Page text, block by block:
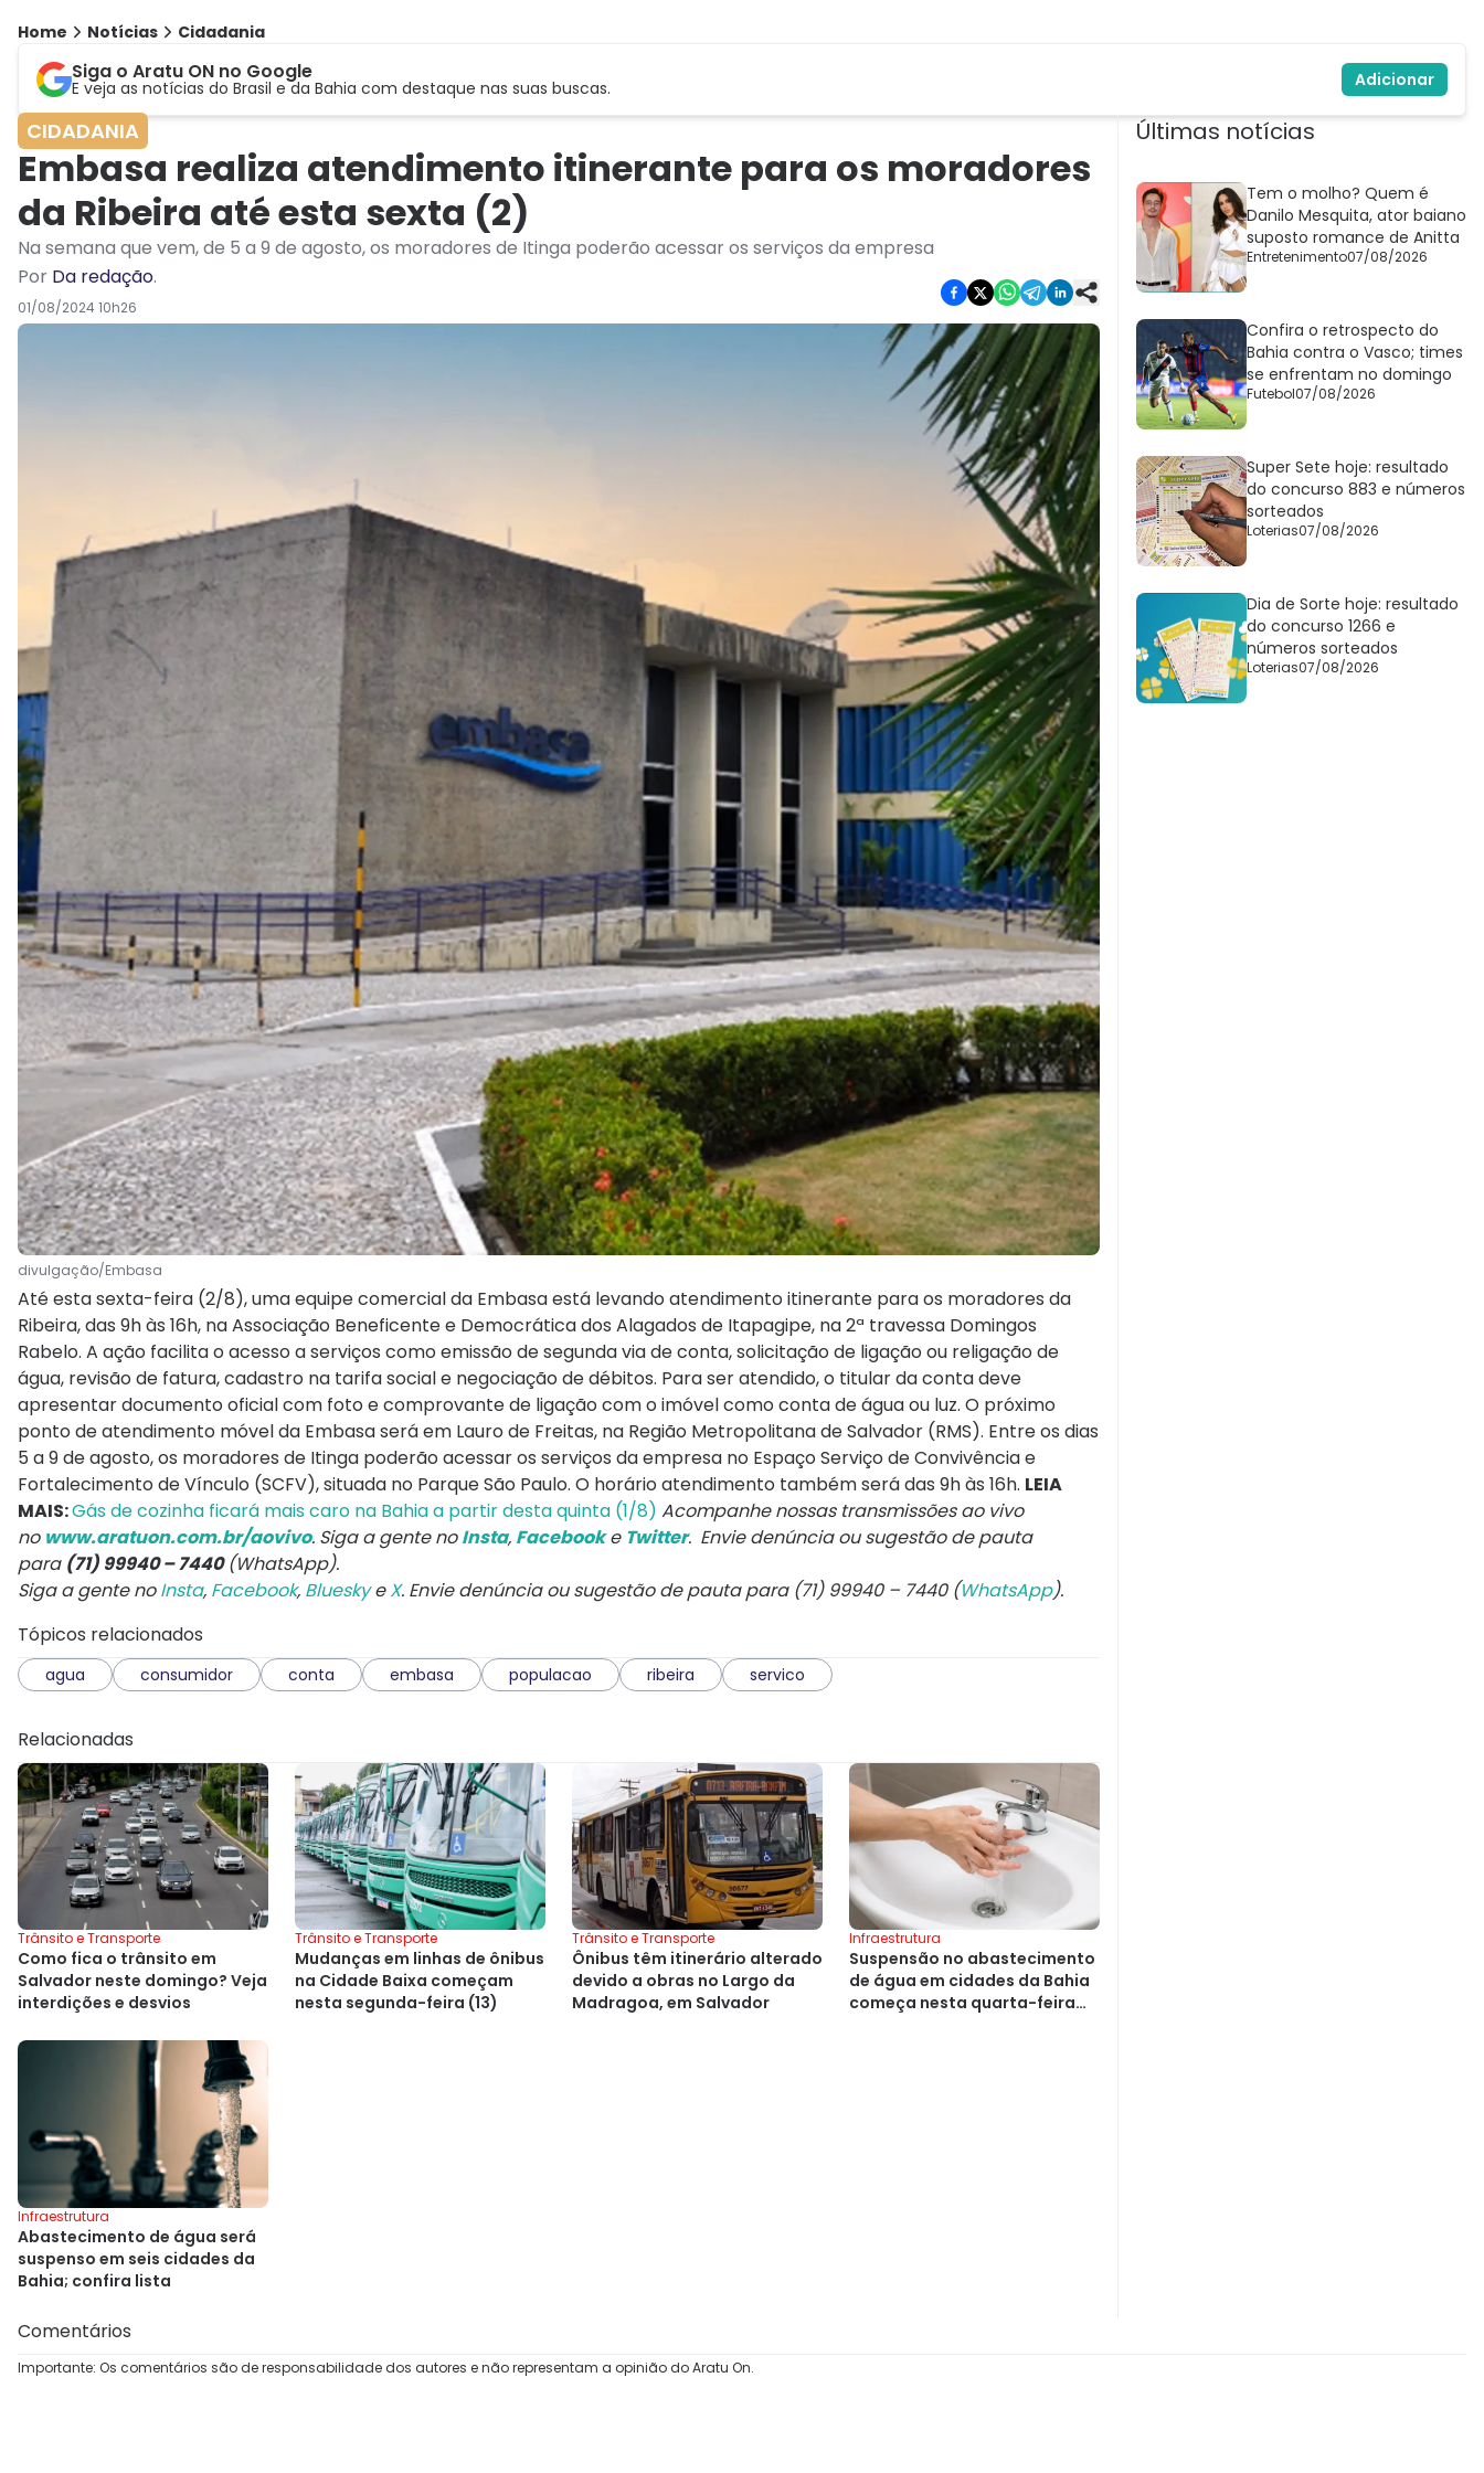
Home Notícias Cidadania
Siga o Aratu ON no Google
E veja as notícias do Brasil e da Bahia com destaque nas suas buscas. Adicionar
CIDADANIA
Embasa realiza atendimento itinerante para os moradores
da Ribeira até esta sexta (2)
Na semana que vem, de 5 a 9 de agosto, os moradores de Itinga poderão acessar os serviços da empresa
Por Da redação.
01/08/2024 10h26
divulgação/Embasa
Até esta sexta-feira (2/8), uma equipe comercial da Embasa está levando atendimento itinerante para os moradores da
Ribeira, das 9h às 16h, na Associação Beneficente e Democrática dos Alagados de Itapagipe, na 2ª travessa Domingos
Rabelo. A ação facilita o acesso a serviços como emissão de segunda via de conta, solicitação de ligação ou religação de
água, revisão de fatura, cadastro na tarifa social e negociação de débitos. Para ser atendido, o titular da conta deve
apresentar documento oficial com foto e comprovante de ligação com o imóvel como conta de água ou luz. O próximo
ponto de atendimento móvel da Embasa será em Lauro de Freitas, na Região Metropolitana de Salvador (RMS). Entre os dias
5 a 9 de agosto, os moradores de Itinga poderão acessar os serviços da empresa no Espaço Serviço de Convivência e
Fortalecimento de Vínculo (SCFV), situada no Parque São Paulo. O horário atendimento também será das 9h às 16h. LEIA
MAIS:Gás de cozinha ficará mais caro na Bahia a partir desta quinta (1/8) Acompanhe nossas transmissões ao vivo
no www.aratuon.com.br/aovivo. Siga a gente noInsta, Facebooke Twitter. Envie denúncia ou sugestão de pauta
para (71) 99940 – 7440(WhatsApp).
Siga a gente noInsta, Facebook, BlueskyeX. Envie denúncia ou sugestão de pauta para (71) 99940 – 7440 (WhatsApp).
Tópicos relacionados
agua consumidor conta embasa populacao ribeira servico
Relacionadas
Trânsito e Transporte
Como fica o trânsito em
Salvador neste domingo? Veja
interdições e desvios
Trânsito e Transporte
Mudanças em linhas de ônibus
na Cidade Baixa começam
nesta segunda-feira (13)
Trânsito e Transporte
Ônibus têm itinerário alterado
devido a obras no Largo da
Madragoa, em Salvador
Infraestrutura
Suspensão no abastecimento
de água em cidades da Bahia
começa nesta quarta-feira
Infraestrutura
Abastecimento de água será
suspenso em seis cidades da
Bahia; confira lista
Últimas notícias
Tem o molho? Quem é
Danilo Mesquita, ator baiano
suposto romance de Anitta
Entretenimento07/08/2026
Confira o retrospecto do
Bahia contra o Vasco; times
se enfrentam no domingo
Futebol07/08/2026
Super Sete hoje: resultado
do concurso 883 e números
sorteados
Loterias07/08/2026
Dia de Sorte hoje: resultado
do concurso 1266 e
números sorteados
Loterias07/08/2026
Comentários
Importante: Os comentários são de responsabilidade dos autores e não representam a opinião do Aratu On.